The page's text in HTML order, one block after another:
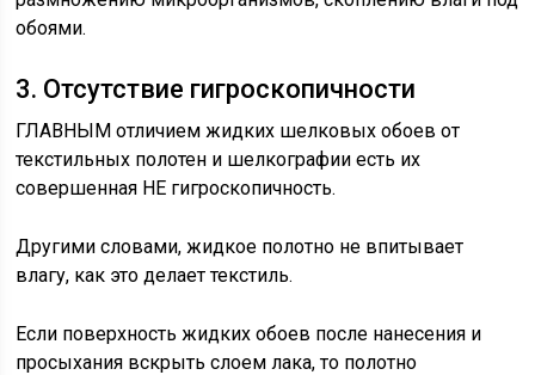
обоями.
3. Отсутствие гигроскопичности
ГЛАВНЫМ отличием жидких шелковых обоев от
текстильных полотен и шелкографии есть их
совершенная НЕ гигроскопичность.
Другими словами, жидкое полотно не впитывает
влагу, как это делает текстиль.
Если поверхность жидких обоев после нанесения и
просыхания вскрыть слоем лака, то полотно